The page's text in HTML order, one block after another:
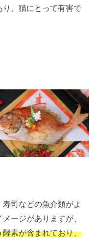
、猫にとって有害で
司などの魚介類がよ
ージがありますが、
酵素が含まれており、